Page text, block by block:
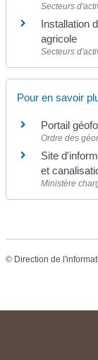
Secteurs
Installation
agricole
Secteurs
Pour en savoir
Portail
Ordre des
Site
et
Ministère
© Direction de